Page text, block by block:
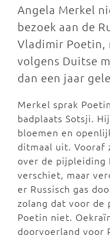
Angela Merkel
bezoek aan de
Vladimir Poetin,
volgens Duitse
dan een jaar
Merkel sprak
badplaats Sotsji.
bloemen en
ditmaal uit. Vooraf
over de pijpleiding
verschiet, maar
er Russisch gas
zolang dat voor de
Poetin niet.
doorvoerland voor